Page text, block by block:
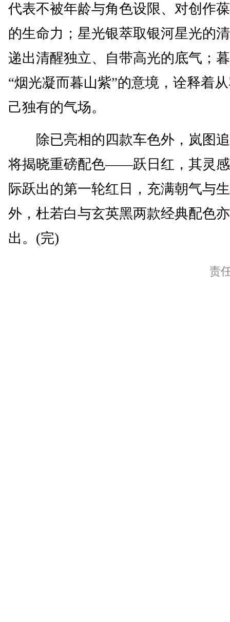
代表不被年龄与角色设限、对创作
的生命力；星光银萃取银河星光的
递出清醒独立、自带高光的底气；
“烟光凝而暮山紫”的意境，诠释着
己独有的气场。
除已亮相的四款车色外，岚图追
将揭晓重磅配色——跃日红，其灵
际跃出的第一轮红日，充满朝气与
外，杜若白与玄英黑两款经典配色
出。(完)
责